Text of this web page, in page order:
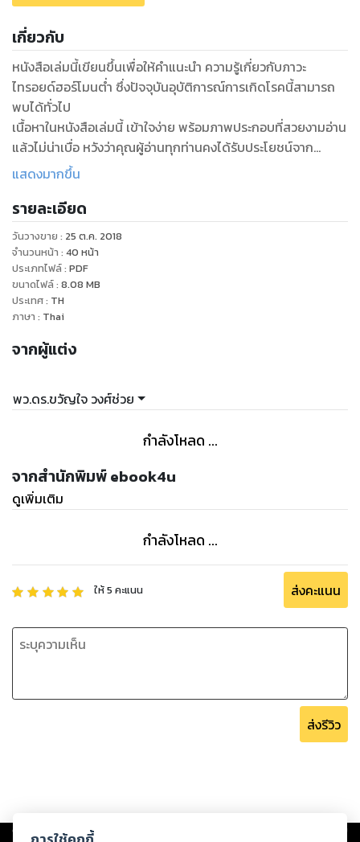
เกี่ยวกับ
หนังสือเล่มนี้เขียนขึ้นเพื่อให้คำแนะนำ ความรู้เกี่ยวกับภาวะ
ไทรอยด์ฮอร์โมนต่ำ ซึ่งปัจจุบันอุบัติการณ์การเกิดโรคนี้สามารถ
พบได้ทั่วไป
เนื้อหาในหนังสือเล่มนี้ เข้าใจง่าย พร้อมภาพประกอบที่สวยงามอ่าน
แล้วไม่น่าเบื่อ หวังว่าคุณผู้อ่านทุกท่านคงได้รับประโยชน์จาก
หนังสือเล่มนี้กันนะคะ
ตำแหน่งของต่อมไทรอยด์ในร่างกาย 5
หน้าที่ของต่อมไทรอยด์ 6
ไทรอยด์ฮอรโมนชนิดต่างๆ 7
การหลั่งฮอร์โมนที่ผิดปกติของต่อมไทรอยด์ 8
ภาวะไทรอยด์ฮอร์โมนต่ำ (Hypothyroidism) 9
สาเหตุของการเกิดภาวะไทรอยด์ฮอร์โมนต่ำ 10
น้อยกว่าปกติ 14
การวินิจฉัยโรคของต่อมไทรอยด์ 20
การตรวจเลือด 21
การสแกนต่อมไทรอยด์ (Nuclear thyroid scan) 23
อัลตราซาวด์ต่อมไทรอยด์ 24
การเจาะดูดเนื้อเยื่อต่อมไทรอยด์ไปตรวจ 25
การตรวจ CT scan 26
การรักษาโรคของต่อมไทรอยด์ทำงานน้อยเกินไป 27
การผ่าตัดต่อมไทรอยด์ 27
อาหารเสริมสำหรับรักษาโรคของต่อมไทรอยด์ 29
อาหารที่จำเป็นสำหรับผู้ป่วยที่ต่อมไทรอยด์ทำงานน้อยกว่าปกติ
อาหารที่มีไอโอดีนสูง 30
สังกะสี 32
แสดงมากขึ้น
รายละเอียด
วันวางขาย : 25 ต.ค. 2018
จำนวนหน้า : 40 หน้า
ประเภทไฟล์: PDF
ขนาดไฟล์: 8.08 MB
ประเทศ: TH
ภาษา : Thai
จากผู้แต่ง
พว.ดร.ขวัญใจ วงศ์ช่วย
กำลังโหลด ...
จากสำนักพิมพ์ ebook4u
ดูเพิ่มเติม
กำลังโหลด ...
ให้5 คะแนน ส่งคะแนน
ส่งรีวิว
Copyright © 2026